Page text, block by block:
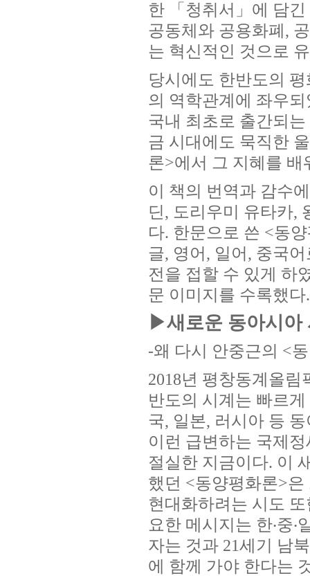
한 「청취서」에 담
공동체와 공용화폐,
는 혁신적인 것으로
당시에도 한반도의
의 역학관계에 좌우
국내 최초로 출간되
금 시대에도 묵직한
론>에서 그 지혜를 배
이 책의 번역과 감수
딘, 도리우미 유타카,
다. 한문으로 쓴 <동
글, 영어, 일어, 중국
전을 접할 수 있게 하
문 이미지를 수록했다.
▶새로운 동아시아
-왜 다시 안중근의 <
2018년 평창동계올림
반도의 시계는 빠르
국, 일본, 러시아 등
이런 급변하는 국제
절실한 지금이다. 이
했던 <동양평화론>
현대화하려는 시도
요한 메시지는 한‧중
자는 것과 21세기 남
에 함께 가야 한다는